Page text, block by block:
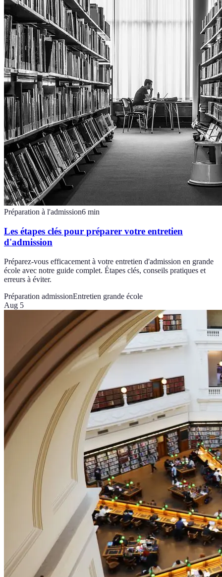
Préparation à l'admission6 min
Les étapes clés pour préparer votre entretien
d'admission
Préparez-vous efficacement à votre entretien d'admission en grande
école avec notre guide complet. Étapes clés, conseils pratiques et
erreurs à éviter.
Préparation admissionEntretien grande école
Aug 5